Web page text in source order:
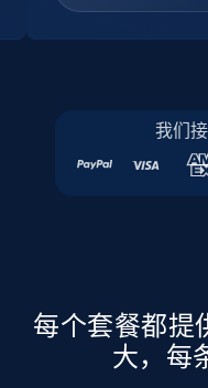
我们
每个套餐都
大，每